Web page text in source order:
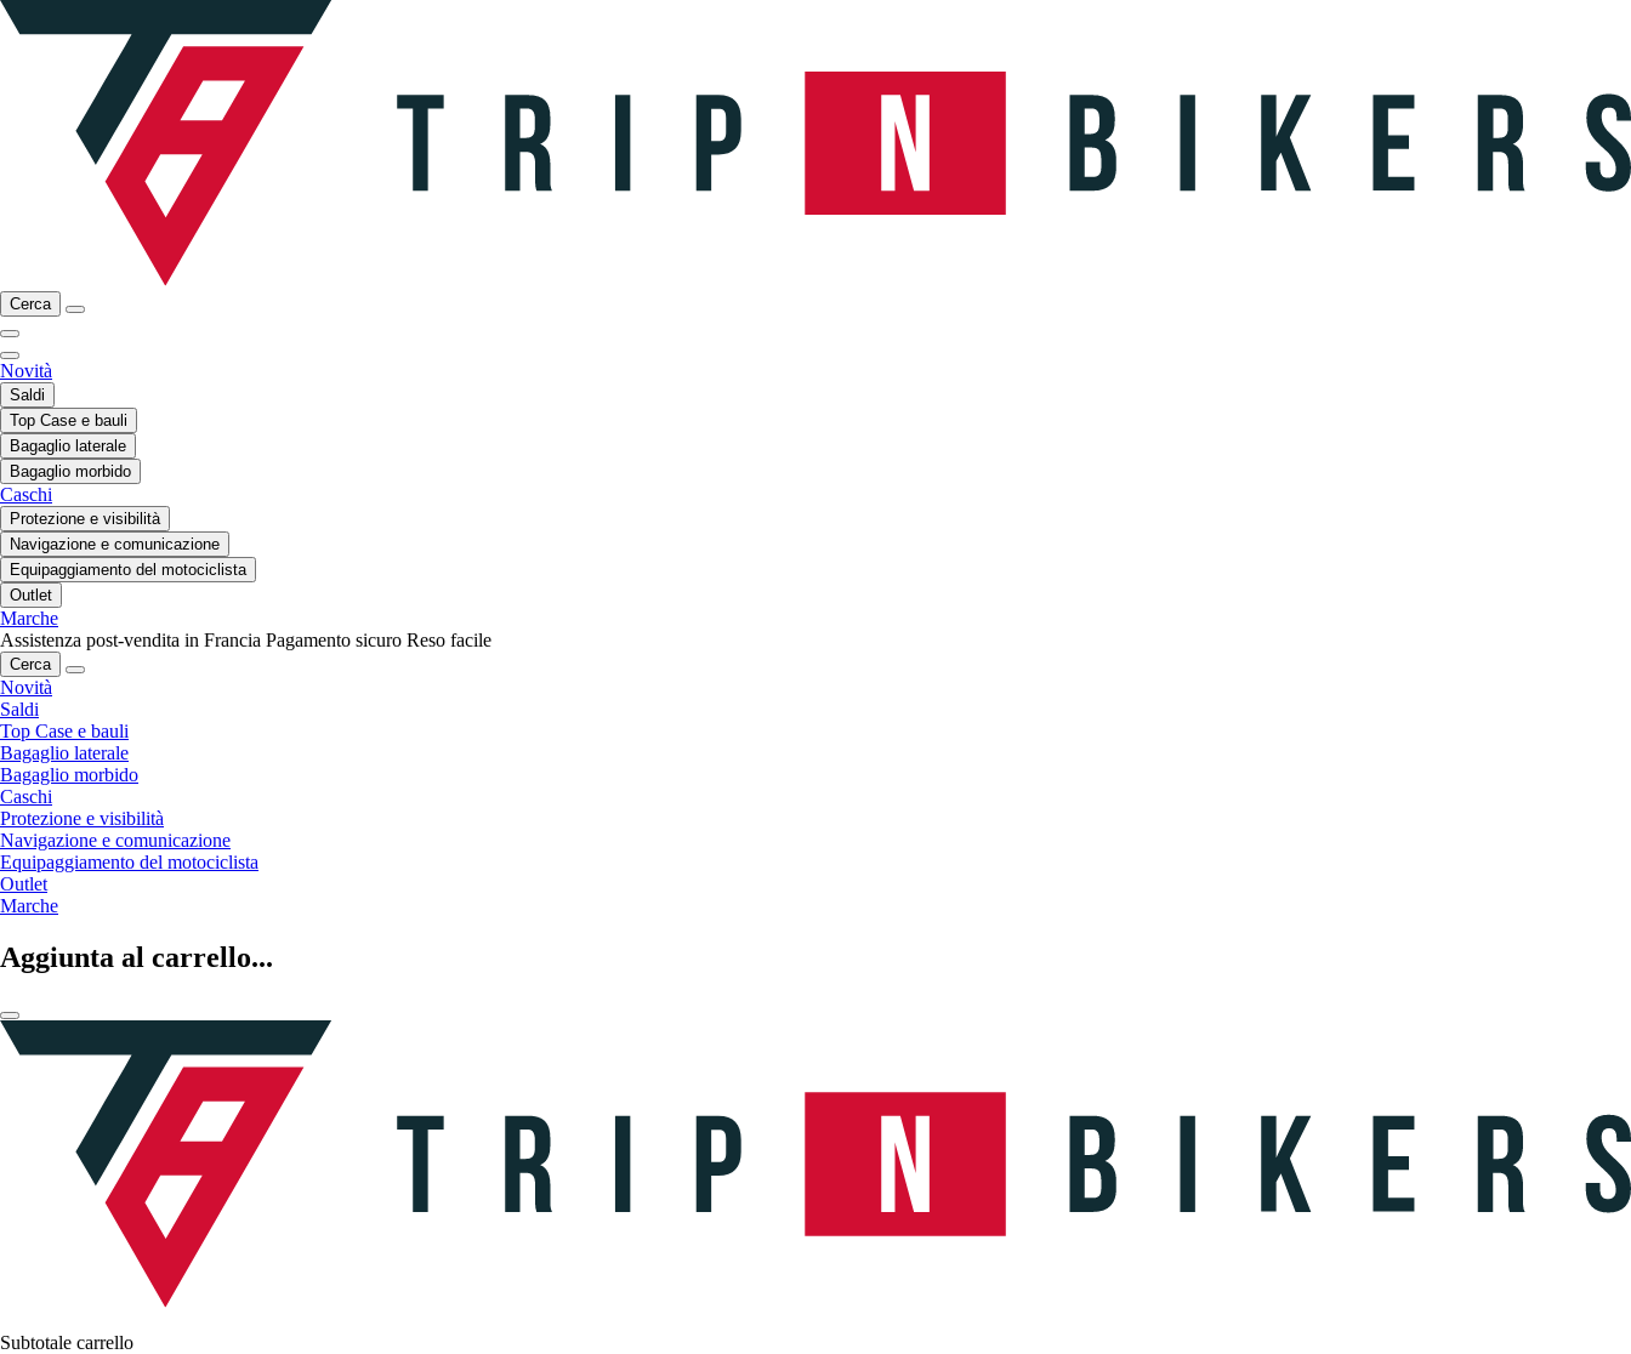
Cerca
Novità
Saldi
Top Case e bauli
Bagaglio laterale
Bagaglio morbido
Caschi
Protezione e visibilità
Navigazione e comunicazione
Equipaggiamento del motociclista
Outlet
Marche
Assistenza post-vendita in Francia Pagamento sicuro Reso facile
Cerca
Novità
Saldi
Top Case e bauli
Bagaglio laterale
Bagaglio morbido
Caschi
Protezione e visibilità
Navigazione e comunicazione
Equipaggiamento del motociclista
Outlet
Marche
Aggiunta al carrello...
Subtotale carrello